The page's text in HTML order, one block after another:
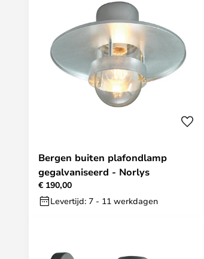
Bergen buiten plafondlamp
gegalvaniseerd - Norlys
€ 190,00
Levertijd: 7 - 11 werkdagen